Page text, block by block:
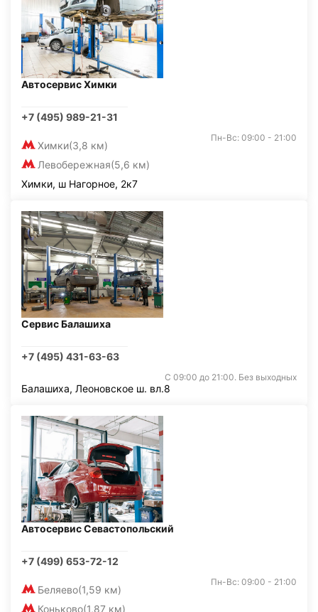
Автосервис Химки
+7 (495) 989-21-31
Химки(3,8 км)
Левобережная(5,6 км)
Пн-Вс: 09:00 - 21:00
Химки, ш Нагорное, 2к7
Сервис Балашиха
+7 (495) 431-63-63
С 09:00 до 21:00. Без выходных
Балашиха, Леоновское ш. вл.8
Автосервис Севастопольский
+7 (499) 653-72-12
Беляево(1,59 км)
Коньково(1,87 км)
Пн-Вс: 09:00 - 21:00